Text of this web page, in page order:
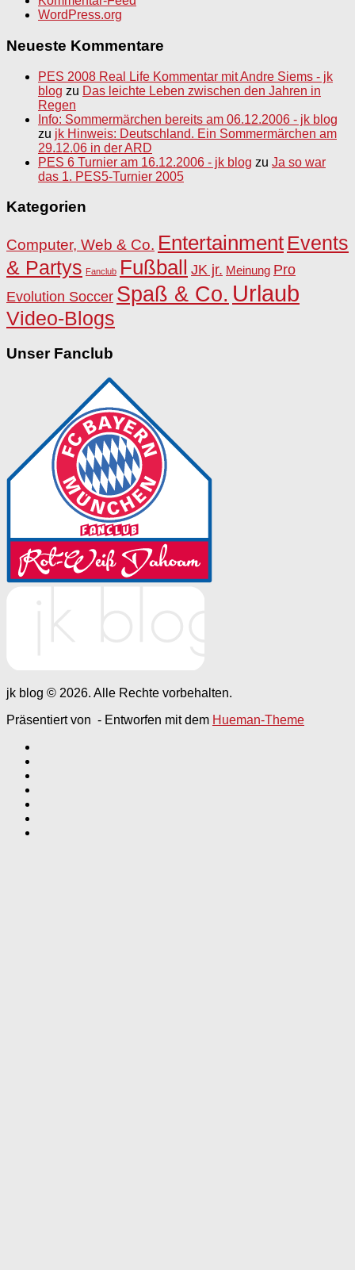
WordPress.org
Neueste Kommentare
PES 2008 Real Life Kommentar mit Andre Siems - jk
blog zu Das leichte Leben zwischen den Jahren in
Regen
Info: Sommermärchen bereits am 06.12.2006 - jk blog
zu jk Hinweis: Deutschland. Ein Sommermärchen am
29.12.06 in der ARD
PES 6 Turnier am 16.12.2006 - jk blog zu Ja so war
das 1. PES5-Turnier 2005
Kategorien
Computer, Web & Co. Entertainment Events
& Partys Fanclub Fußball JK jr. Meinung Pro
Evolution Soccer Spaß & Co. Urlaub
Video-Blogs
Unser Fanclub
jk blog © 2026. Alle Rechte vorbehalten.
Präsentiert von - Entworfen mit dem Hueman-Theme